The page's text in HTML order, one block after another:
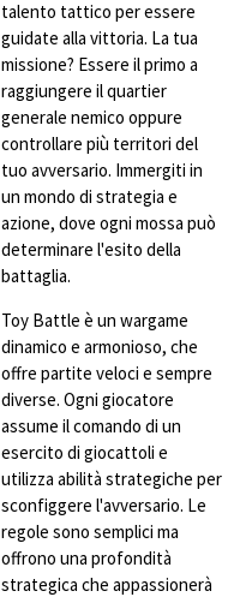
talento tattico per essere
guidate alla vittoria. La tua
missione? Essere il primo a
raggiungere il quartier
generale nemico oppure
controllare più territori del
tuo avversario. Immergiti in
un mondo di strategia e
azione, dove ogni mossa può
determinare l'esito della
battaglia.
Toy Battle è un wargame
dinamico e armonioso, che
offre partite veloci e sempre
diverse. Ogni giocatore
assume il comando di un
esercito di giocattoli e
utilizza abilità strategiche per
sconfiggere l'avversario. Le
regole sono semplici ma
offrono una profondità
strategica che appassionerà